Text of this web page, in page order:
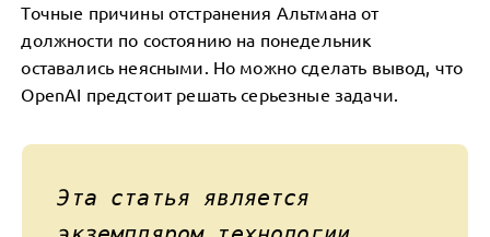
Точные причины отстранения Альтмана от
должности по состоянию на понедельник
оставались неясными. Но можно сделать вывод, что
OpenAI предстоит решать серьезные задачи.
Эта статья является